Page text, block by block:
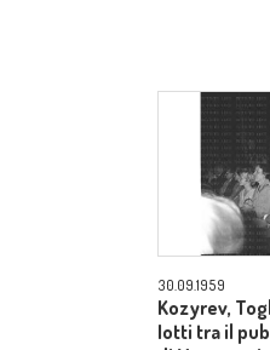
30.09.1959
Kozyrev,
Iotti tra il